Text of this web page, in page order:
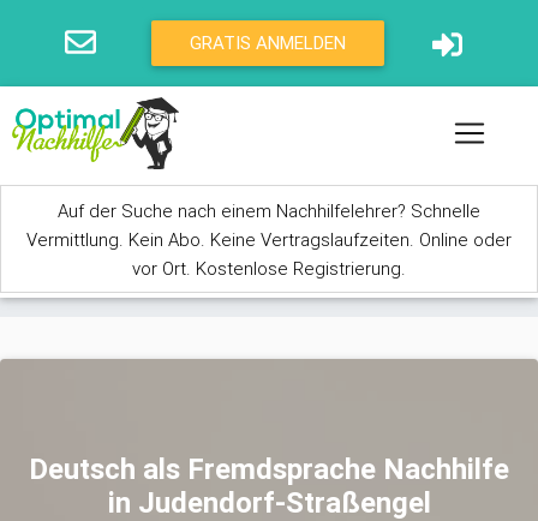
GRATIS ANMELDEN
Auf der Suche nach einem Nachhilfelehrer? Schnelle
Vermittlung. Kein Abo. Keine Vertragslaufzeiten. Online oder
vor Ort. Kostenlose Registrierung.
Deutsch als Fremdsprache Nachhilfe
in Judendorf-Straßengel